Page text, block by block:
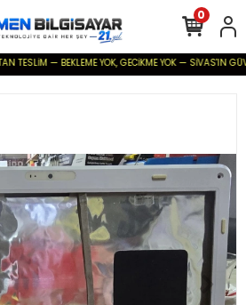
— BEKLEME YOK, GECİKME YOK — SİVAS'IN
0